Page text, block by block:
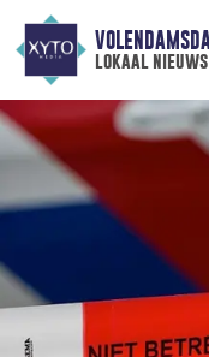
lokaal nieuws